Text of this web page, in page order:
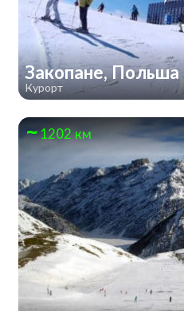
Закопане, Польша
Курорт
1202 км